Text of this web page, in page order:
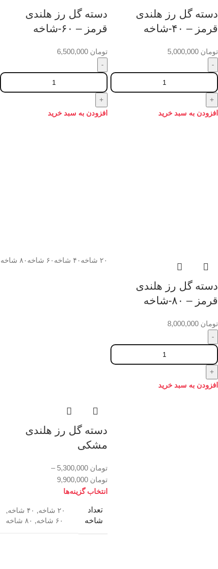
دسته گل رز هلندی
قرمز – ۴۰-شاخه
تومان
افزودن به سبد خرید
دسته گل رز هلندی
قرمز – ۶۰-شاخه
تومان
افزودن به سبد خرید
دسته گل رز هلندی
قرمز – ۸۰-شاخه
تومان
افزودن به سبد خرید
۲۰ شاخه ۴۰ شاخه ۶۰ شاخه ۸۰ شاخه
دسته گل رز هلندی
مشکی
تومان
–
تومان
انتخاب گزینه‌ها
تعداد
شاخه
۲۰ شاخه , ۴۰ شاخه
,
۶۰ شاخه
, ۸۰ شاخه